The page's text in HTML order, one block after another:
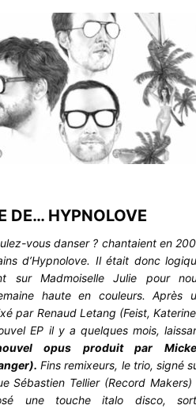
DE… HYPNOLOVE
vous danser ? chantaient en
d’Hypnolove. Il était donc
sur Madmoiselle Julie pour
haute en couleurs. Après
par Renaud Letang (Feist,
EP il y a quelques mois,
opus produit par
Fins remixeurs, le trio, signé
Sébastien Tellier (Record Makers)
une touche italo disco,